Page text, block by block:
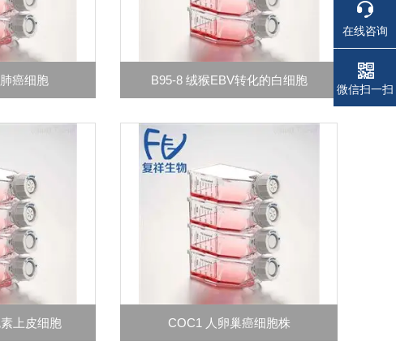
癌细胞 B95-8 绒猴EBV转化的白细胞
上皮细胞 COC1 人卵巢癌细胞株
在线咨询
电话
电话
微信扫一扫